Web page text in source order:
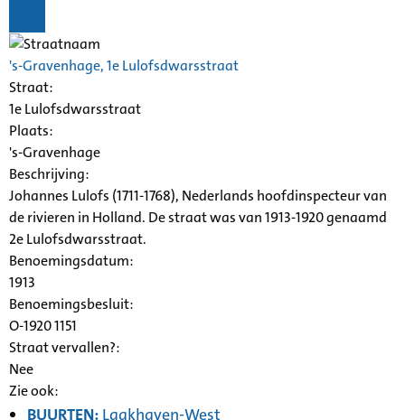
's-Gravenhage, 1e Lulofsdwarsstraat
Straat:
1e Lulofsdwarsstraat
Plaats:
's-Gravenhage
Beschrijving:
Johannes Lulofs (1711-1768), Nederlands hoofdinspecteur van
de rivieren in Holland. De straat was van 1913-1920 genaamd
2e Lulofsdwarsstraat.
Benoemingsdatum:
1913
Benoemingsbesluit:
O-1920 1151
Straat vervallen?:
Nee
Zie ook:
BUURTEN: Laakhaven-West